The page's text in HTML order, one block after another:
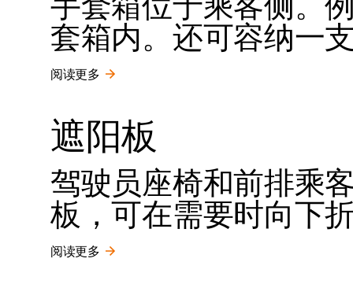
手套箱位于乘客侧。
套箱内。还可容纳一
阅读更多
遮阳板
驾驶员座椅和前排乘
板，可在需要时向下
阅读更多